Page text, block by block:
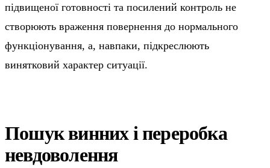
підвищеної готовності та посилений контроль не
створюють враження повернення до нормального
функціонування, а, навпаки, підкреслюють
винятковий характер ситуації.
Пошук винних і переробка
невдоволення